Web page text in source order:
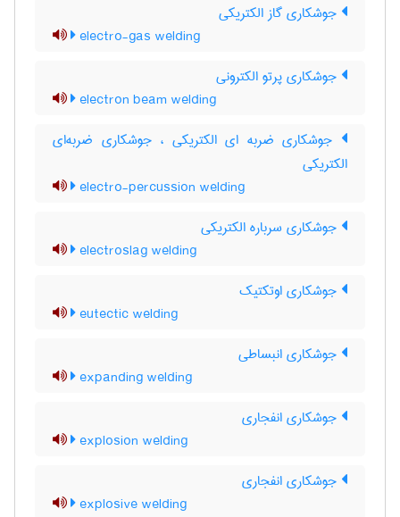
جوشکاری گاز الکتریکی
electro-gas welding
جوشکاری پرتو الکترونی
electron beam welding
جوشکاری ضربه ای الکتریکی ، جوشکاری ضربه‌ای
الکتریکی
electro-percussion welding
جوشکاری سرباره الکتریکی
electroslag welding
جوشکاری اوتکتیک
eutectic welding
جوشکاری انبساطی
expanding welding
جوشکاری انفجاری
explosion welding
جوشکاری انفجاری
explosive welding